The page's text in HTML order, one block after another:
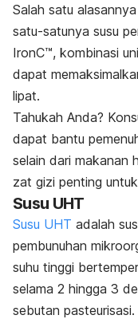
Salah satu
satu-satunya susu
IronC™, kombinasi
dapat
lipat.
Tahukah Anda?
dapat bantu
selain dari makanan
zat gizi penting
Susu UHT
Susu UHT adalah
pembunuhan
suhu tinggi
selama 2 hingga 3
sebutan pasteurisasi.